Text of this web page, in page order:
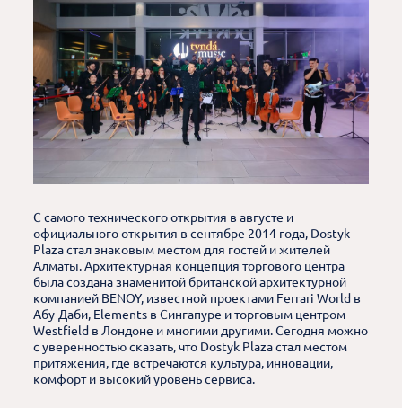
С самого технического открытия в августе и
официального открытия в сентябре 2014 года, Dostyk
Plaza стал знаковым местом для гостей и жителей
Алматы. Архитектурная концепция торгового центра
была создана знаменитой британской архитектурной
компанией BENOY, известной проектами Ferrari World в
Абу-Даби, Elements в Сингапуре и торговым центром
Westfield в Лондоне и многими другими. Сегодня можно
с уверенностью сказать, что Dostyk Plaza стал местом
притяжения, где встречаются культура, инновации,
комфорт и высокий уровень сервиса.